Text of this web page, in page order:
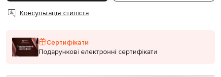
Консультація стиліста
Сертифікати
Подарункові електронні сертифікати